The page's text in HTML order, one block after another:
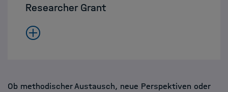
Researcher Grant
Ob methodischer Austausch, neue Perspektiven oder